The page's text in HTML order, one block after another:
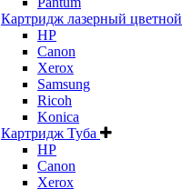
Картридж лазерный цветной
HP
Canon
Xerox
Samsung
Ricoh
Konica
Картридж Туба
HP
Canon
Xerox